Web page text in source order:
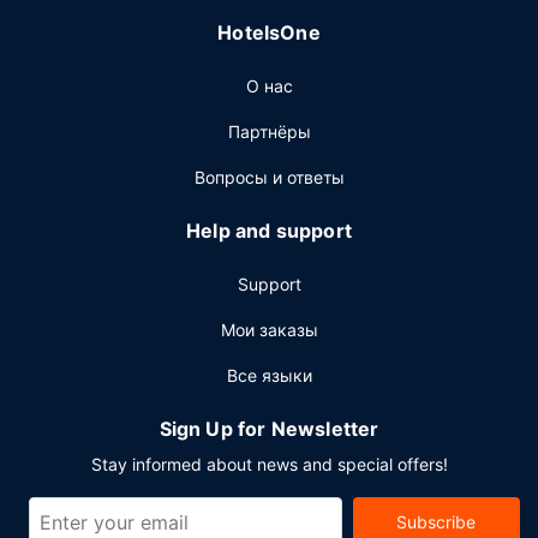
hotel bar. В этом ресторане также есть бар/лаунж.
предлагается обслуживание номеров (по расписанию).
За отдельную плату предлагается завтрак (полный): по
будним дням с 6:30 до 10:00, по выходным дням с
Для удобства гостей предоставляется следующее:
прачечная и круглосуточная работа стойки
регистрации. Если вы планируете деловое или
пространство площадью 218 кв. м, на котором
комнат(ы) для переговоров. Предоставляется
бесплатная самостоятельная парковка.
HotelsOne
О нас
Партнёры
Вопросы и ответы
Help and support
Support
Мои заказы
Все языки
Sign Up for Newsletter
Stay informed about news and special offers!
Subscribe